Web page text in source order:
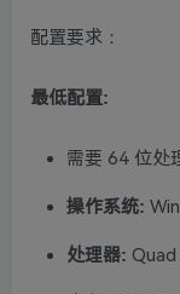
配置要求：
最低配置:
需要 64 位处
操作系统:
处理器: